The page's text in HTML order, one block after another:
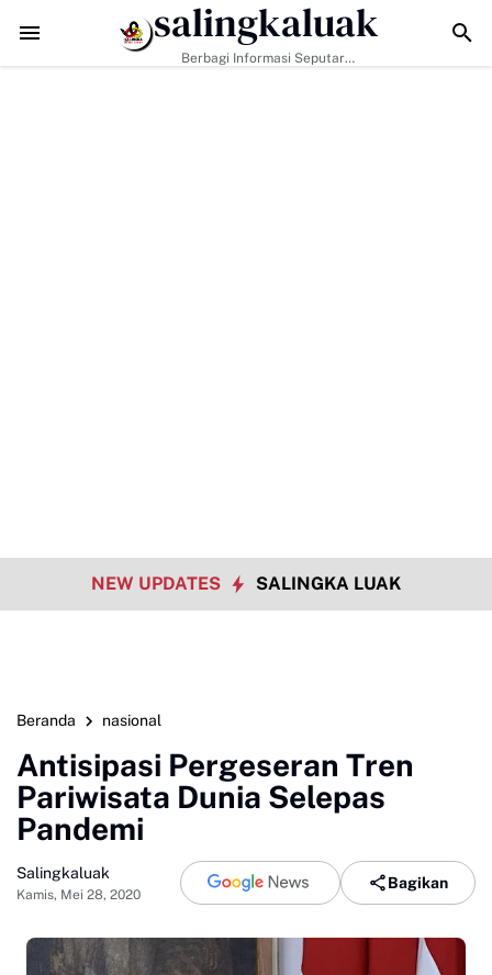
ke-129 Perkuat Ketangguhan Warga Buluh Kasok Hadapi
salingkaluak
Berbagi Informasi Seputar
NEW UPDATES SALINGKA LUAK
Beranda nasional
Antisipasi Pergeseran Tren
Pariwisata Dunia Selepas
Pandemi
Salingkaluak
Kamis, Mei 28, 2020
Bagikan